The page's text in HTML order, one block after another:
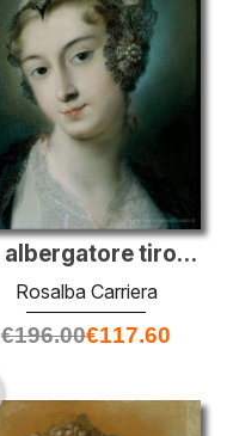
Un albergatore tirolese
Rosalba Carriera
€196.00€117.60